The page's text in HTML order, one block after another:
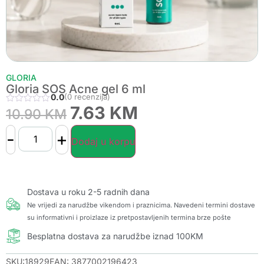
GLORIA
Gloria SOS Acne gel 6 ml
0.0(0 recenzija)
10.90KM 7.63 KM
- + Dodaj u korpu
Dostava u roku 2-5 radnih dana
Ne vrijedi za narudžbe vikendom i praznicima. Navedeni termini dostave
su informativni i proizlaze iz pretpostavljenih termina brze pošte
Besplatna dostava za narudžbe iznad 100KM
SKU:18929EAN: 3877002196423